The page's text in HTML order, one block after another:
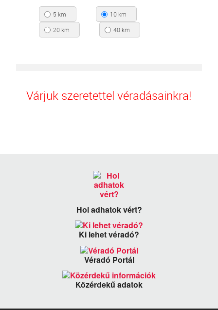
5 km
10 km
20 km
40 km
Várjuk szeretettel véradásainkra!
Hol adhatok vért?
Ki lehet véradó?
Véradó Portál
Közérdekű adatok